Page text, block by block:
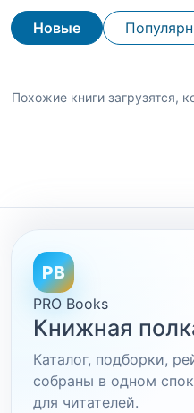
Новые
Похожие книги загрузятся,
PB
PRO Books
Книжная
Каталог, подборки,
собраны в одном
для читателей.